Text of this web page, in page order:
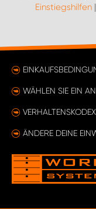
Einstiegshilfen|
WÄHLEN SIE EIN
VERHALTENSKODEX
ÄNDERE DEINE